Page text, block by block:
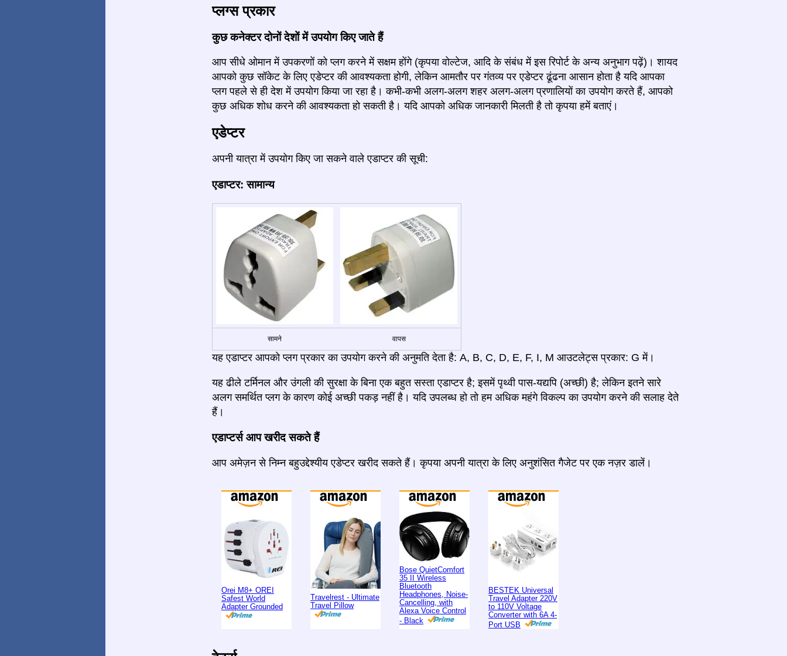
प्लग्स प्रकार
कुछ कनेक्टर दोनों देशों में उपयोग किए जाते हैं
आप सीधे ओमान में उपकरणों को प्लग करने में सक्षम होंगे (कृपया वोल्टेज, आदि के संबंध में इस रिपोर्ट के अन्य अनुभाग पढ़ें)। शायद
आपको कुछ सॉकेट के लिए एडेप्टर की आवश्यकता होगी, लेकिन आमतौर पर गंतव्य पर एडेप्टर ढूंढना आसान होता है यदि आपका
प्लग पहले से ही देश में उपयोग किया जा रहा है। कभी-कभी अलग-अलग शहर अलग-अलग प्रणालियों का उपयोग करते हैं, आपको
कुछ अधिक शोध करने की आवश्यकता हो सकती है। यदि आपको अधिक जानकारी मिलती है तो कृपया हमें बताएं।
एडेप्टर
अपनी यात्रा में उपयोग किए जा सकने वाले एडाप्टर की सूची:
एडाप्टर: सामान्य
सामने वापस
यह एडाप्टर आपको प्लग प्रकार का उपयोग करने की अनुमति देता है: A, B, C, D, E, F, I, M आउटलेट्स प्रकार: G में।
यह ढीले टर्मिनल और उंगली की सुरक्षा के बिना एक बहुत सस्ता एडाप्टर है; इसमें पृथ्वी पास-यद्यपि (अच्छी) है; लेकिन इतने सारे
अलग समर्थित प्लग के कारण कोई अच्छी पकड़ नहीं है। यदि उपलब्ध हो तो हम अधिक महंगे विकल्प का उपयोग करने की सलाह देते
हैं।
एडाप्टर्स आप खरीद सकते हैं
आप अमेज़न से निम्न बहुउद्देश्यीय एडेप्टर खरीद सकते हैं। कृपया अपनी यात्रा के लिए अनुशंसित गैजेट पर एक नज़र डालें।
Orei M8+ OREI
Safest World
Adapter Grounded
Travelrest - Ultimate
Travel Pillow
Bose QuietComfort
35 II Wireless
Bluetooth
Headphones, Noise-
Cancelling, with
Alexa Voice Control
- Black
BESTEK Universal
Travel Adapter 220V
to 110V Voltage
Converter with 6A 4-
Port USB